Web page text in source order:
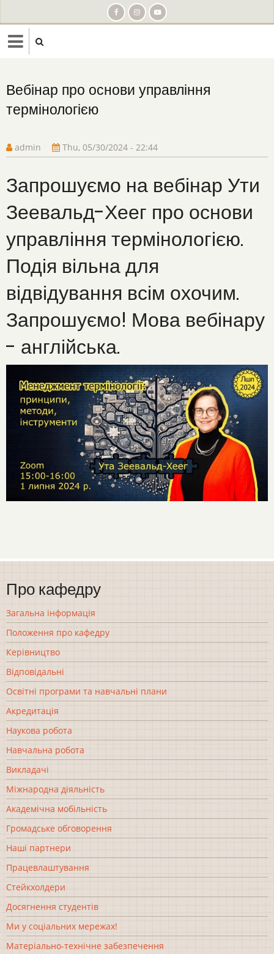
to
main
content
Вебінар про основи управління
термінологією
admin Thu, 05/30/2024 - 22:44
Запрошуємо на вебінар Ути
Зеевальд-Хеег про основи
управління термінологією.
Подія вільна для
відвідування всім охочим.
Запрошуємо! Мова вебінару
- англійська.
Про кафедру
Загальна інформація
Положення про кафедру
Керівництво
Відповідальні
Освітні програми та навчальні плани
Акредитація
Наукова робота
Навчальна робота
Викладачі
Міжнародна діяльність
Академічна мобільність
Громадське обговорення
Наші партнери
Працевлаштування
Стейкхолдери
Досягнення студентів
Ми у соціальних мережах!
Матеріально-технічне забезпечення